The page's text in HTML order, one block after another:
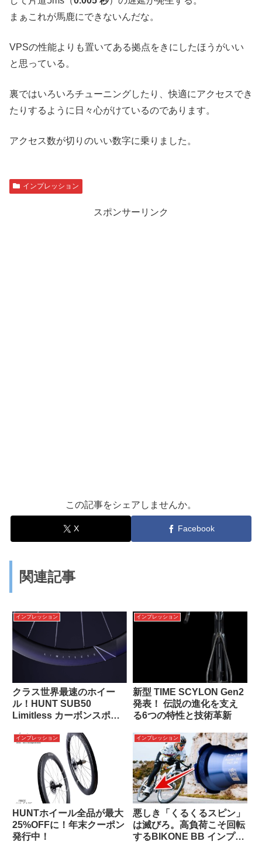
まぁこれが馬鹿にできないんだな。
VPSの性能よりも置いてある拠点をきにしたほうがいい
と思っている。
裏ではいろいろチューニングしたり、快適にアクセスでき
たりするように日々心がけているのであります。
アクセス数が切りのいい数字に乗りました。
インプレッション
スポンサーリンク
この記事をシェアしませんか。
X Facebook
関連記事
インプレッション
クラス世界最速のホイー
ル！HUNT SUB50
Limitless カーボンスポー
インプレッション
新型 TIME SCYLON Gen2
発表！ 伝説の進化を支え
る6つの特性と技術革新
インプレッション
HUNTホイール全品が最大
25%OFFに！年末クーポン
発行中！
インプレッション
悪しき「くるくるスピン」
は滅びろ。高負荷こそ回転
するBIKONE BB インプレ